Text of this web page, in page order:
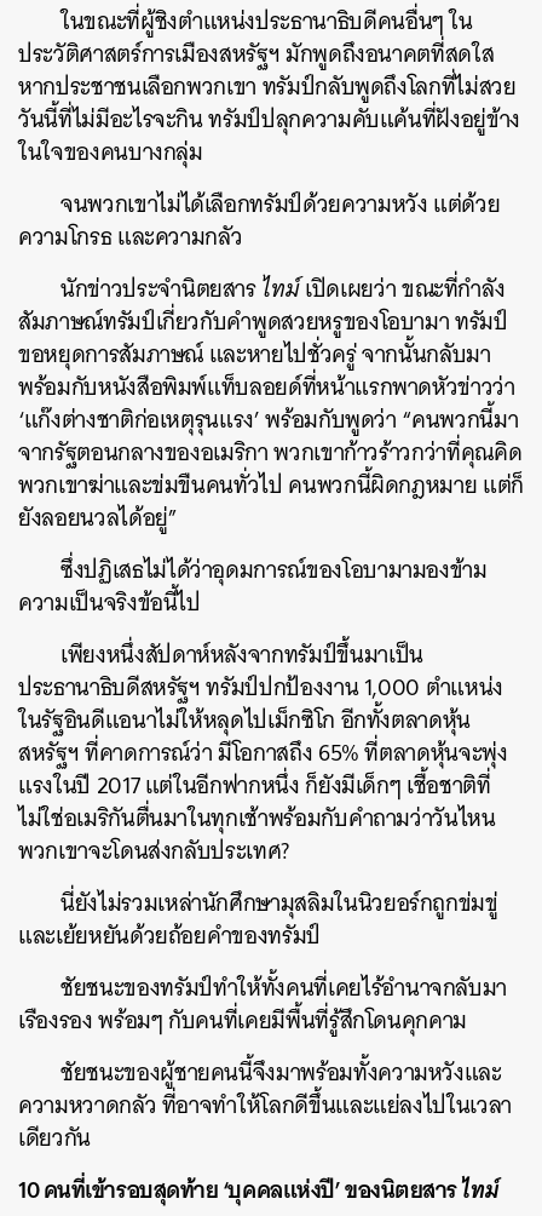
ในขณะที่ผู้ชิงตำแหน่งประธานาธิบดีคนอื่นๆ ใน
ประวัติศาสตร์การเมืองสหรัฐฯ มักพูดถึงอนาคตที่สดใส
หากประชาชนเลือกพวกเขา ทรัมป์กลับพูดถึงโลกที่ไม่สวย
วันนี้ที่ไม่มีอะไรจะกิน ทรัมป์ปลุกความคับแค้นที่ฝังอยู่ข้าง
ในใจของคนบางกลุ่ม
จนพวกเขาไม่ได้เลือกทรัมป์ด้วยความหวัง แต่ด้วย
ความโกรธ และความกลัว
นักข่าวประจำนิตยสารไทม์เปิดเผยว่า ขณะที่กำลัง
สัมภาษณ์ทรัมป์เกี่ยวกับคำพูดสวยหรูของโอบามา ทรัมป์
ขอหยุดการสัมภาษณ์ และหายไปชั่วครู่ จากนั้นกลับมา
พร้อมกับหนังสือพิมพ์แท็บลอยด์ที่หน้าแรกพาดหัวข่าวว่า
‘แก๊งต่างชาติก่อเหตุรุนแรง’ พร้อมกับพูดว่า “คนพวกนี้มา
จากรัฐตอนกลางของอเมริกา พวกเขาก้าวร้าวกว่าที่คุณคิด
พวกเขาฆ่าและข่มขืนคนทั่วไป คนพวกนี้ผิดกฎหมาย แต่ก็
ยังลอยนวลได้อยู่”
ซึ่งปฏิเสธไม่ได้ว่าอุดมการณ์ของโอบามามองข้าม
ความเป็นจริงข้อนี้ไป
เพียงหนึ่งสัปดาห์หลังจากทรัมป์ขึ้นมาเป็น
ประธานาธิบดีสหรัฐฯ ทรัมป์ปกป้องงาน 1,000 ตำแหน่ง
ในรัฐอินดีแอนาไม่ให้หลุดไปเม็กซิโก อีกทั้งตลาดหุ้น
สหรัฐฯ ที่คาดการณ์ว่า มีโอกาสถึง 65% ที่ตลาดหุ้นจะพุ่ง
แรงในปี 2017 แต่ในอีกฟากหนึ่ง ก็ยังมีเด็กๆ เชื้อชาติที่
ไม่ใช่อเมริกันตื่นมาในทุกเช้าพร้อมกับคำถามว่าวันไหน
พวกเขาจะโดนส่งกลับประเทศ?
นี่ยังไม่รวมเหล่านักศึกษามุสลิมในนิวยอร์กถูกข่มขู่
และเย้ยหยันด้วยถ้อยคำของทรัมป์
ชัยชนะของทรัมป์ทำให้ทั้งคนที่เคยไร้อำนาจกลับมา
เรืองรอง พร้อมๆ กับคนที่เคยมีพื้นที่รู้สึกโดนคุกคาม
ชัยชนะของผู้ชายคนนี้จึงมาพร้อมทั้งความหวังและ
ความหวาดกลัว ที่อาจทำให้โลกดีขึ้นและแย่ลงไปในเวลา
เดียวกัน
10 คนที่เข้ารอบสุดท้าย ‘บุคคลแห่งปี’ ของนิตยสารไทม์